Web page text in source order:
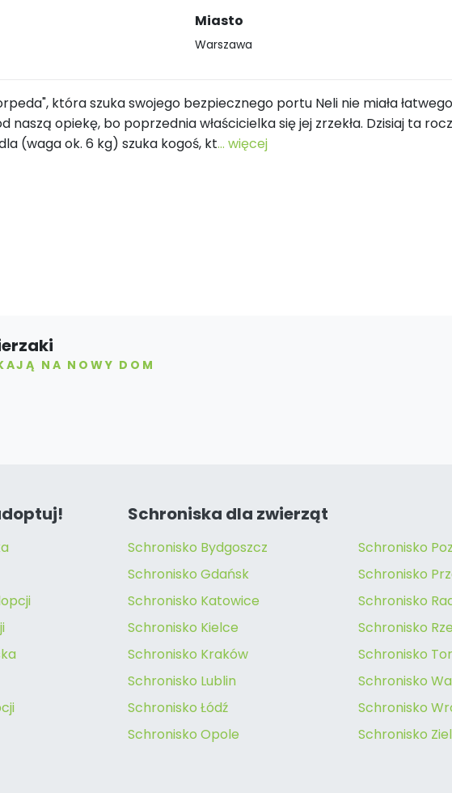
Miasto
Warszawa
która szuka swojego bezpiecznego portu Neli nie miała łatwego
naszą opiekę, bo poprzednia właścicielka się jej zrzekła. Dzisiaj ta
(waga ok. 6 kg) szuka kogoś, kt... więcej
NA NOWY DOM
Schroniska dla zwierząt
Schronisko Bydgoszcz
Schronisko Gdańsk
Schronisko Katowice
Schronisko Kielce
Schronisko Kraków
Schronisko Lublin
Schronisko Łódź
Schronisko Opole
Schronisko
Schronisko
Schronisko
Schronisko
Schronisko
Schronisko
Schronisko
Schronisko